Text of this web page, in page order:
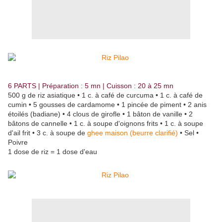
6 PARTS | Préparation : 5 mn | Cuisson : 20 à 25 mn
500 g de riz asiatique • 1 c. à café de curcuma • 1 c. à café de
cumin • 5 gousses de cardamome • 1 pincée de piment • 2 anis
étoilés (badiane) • 4 clous de girofle • 1 bâton de vanille • 2
bâtons de cannelle • 1 c. à soupe d'oignons frits • 1 c. à soupe
d'ail frit • 3 c. à soupe de ghee maison (beurre clarifié) • Sel •
Poivre
1 dose de riz = 1 dose d'eau